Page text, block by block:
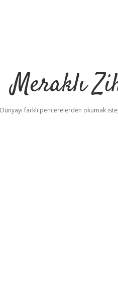
Meraklı
Dünyayı farklı pencerelerden okumak